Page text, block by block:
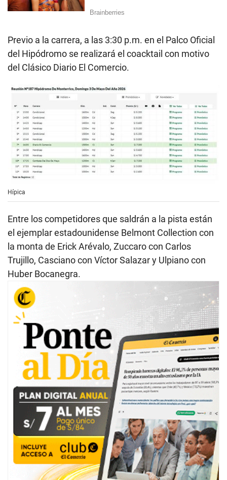
Previo a la carrera, a las 3:30 p.m. en el Palco Oficial
del Hipódromo se realizará el coacktail con motivo
del Clásico Diario El Comercio.
Hípica
Entre los competidores que saldrán a la pista están
el ejemplar estadounidense Belmont Collection con
la monta de Erick Arévalo, Zuccaro con Carlos
Trujillo, Casciano con Víctor Salazar y Ulpiano con
Huber Bocanegra.